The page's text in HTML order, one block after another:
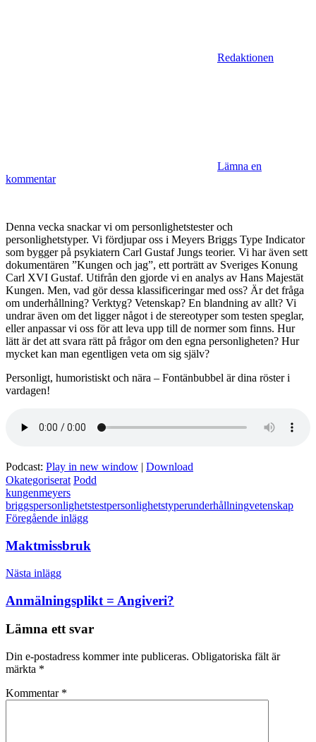
Redaktionen
Lämna en
kommentar
Denna vecka snackar vi om personlighetstester och
personlighetstyper. Vi fördjupar oss i Meyers Briggs Type Indicator
som bygger på psykiatern Carl Gustaf Jungs teorier. Vi har även sett
dokumentären ”Kungen och jag”, ett porträtt av Sveriges Konung
Carl XVI Gustaf. Utifrån den gjorde vi en analys av Hans Majestät
Kungen. Men, vad gör dessa klassificeringar med oss? Är det fråga
om underhållning? Verktyg? Vetenskap? En blandning av allt? Vi
undrar även om det ligger något i de stereotyper som testen speglar,
eller anpassar vi oss för att leva upp till de normer som finns. Hur
lätt är det att svara rätt på frågor om den egna personligheten? Hur
mycket kan man egentligen veta om sig själv?
Personligt, humoristiskt och nära – Fontänbubbel är dina röster i
vardagen!
Podcast: Play in new window | Download
Okategoriserat Podd
kungenmeyers
briggspersonlighetstestpersonlighetstyperunderhållningvetenskap
Inläggsnavigering
Föregående inlägg
Maktmissbruk
Nästa inlägg
Anmälningsplikt = Angiveri?
Lämna ett svar
Din e-postadress kommer inte publiceras. Obligatoriska fält är
märkta *
Kommentar *